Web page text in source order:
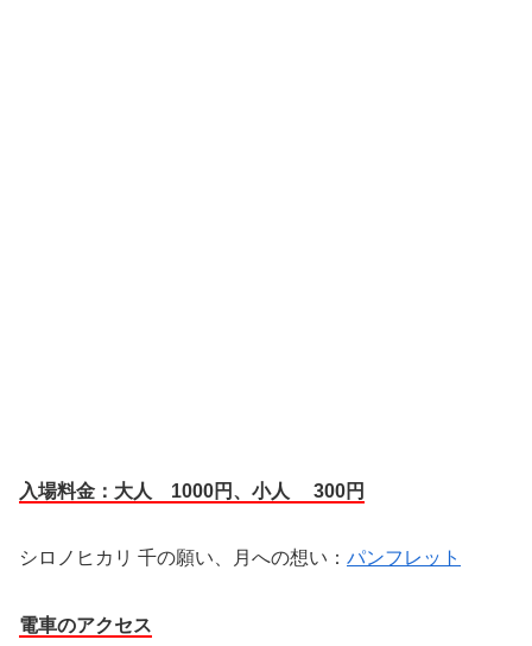
入場料金：大人 1000円、小人 300円
シロノヒカリ 千の願い、月への想い： パンフレット
電車のアクセス